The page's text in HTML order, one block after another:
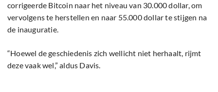
corrigeerde Bitcoin naar het niveau van 30.000 dollar, om
vervolgens te herstellen en naar 55.000 dollar te stijgen na
de inauguratie.
“Hoewel de geschiedenis zich wellicht niet herhaalt, rijmt
deze vaak wel,” aldus Davis.